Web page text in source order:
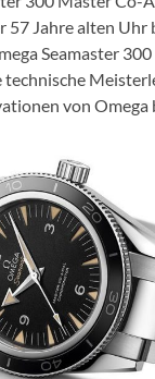
57 Jahre alten Uhr
Seamaster
technische
von Omega